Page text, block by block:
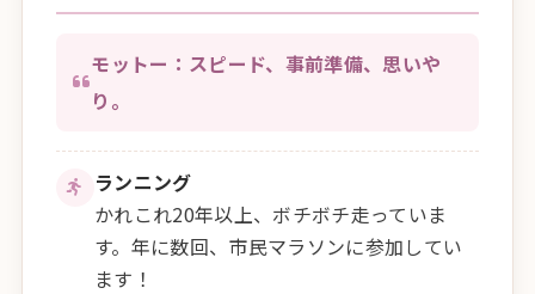
モットー：スピード、事前準備、思いや
り。
ランニング
かれこれ20年以上、ボチボチ走っていま
す。年に数回、市民マラソンに参加してい
ます！